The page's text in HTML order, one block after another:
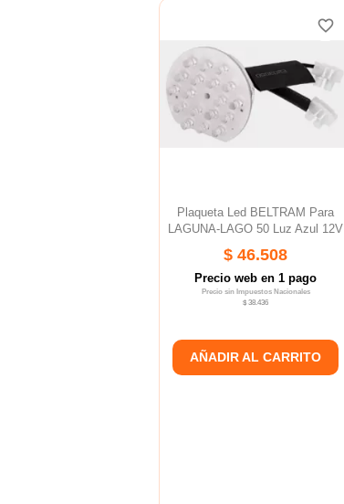
Plaqueta Led BELTRAM Para
LAGUNA-LAGO 50 Luz Azul 12V
$ 46.508
Precio web en 1 pago
Precio sin Impuestos Nacionales
$ 38.436
AÑADIR AL CARRITO
favorite_border
favorite_border